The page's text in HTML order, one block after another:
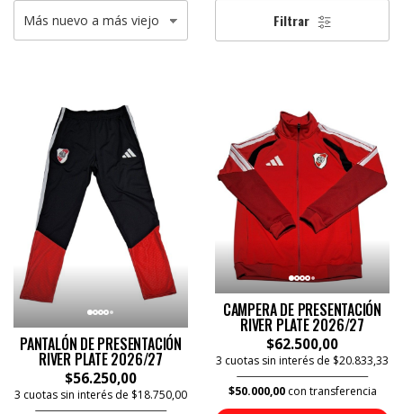
Filtrar
PANTALÓN DE PRESENTACIÓN
RIVER PLATE 2026/27
$56.250,00
3 cuotas sin interés de $18.750,00
CAMPERA DE PRESENTACIÓN
RIVER PLATE 2026/27
$62.500,00
3 cuotas sin interés de $20.833,33
$50.000,00con transferencia